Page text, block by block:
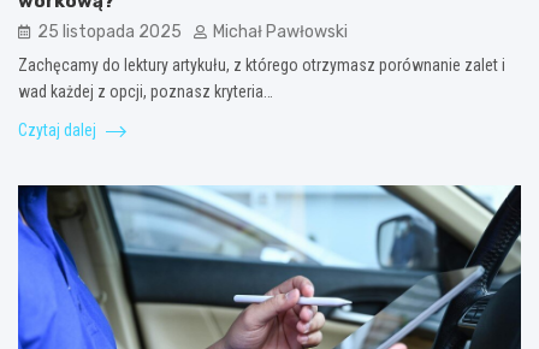
25 listopada 2025 Michał Pawłowski
Zachęcamy do lektury artykułu, z którego otrzymasz porównanie zalet i
wad każdej z opcji, poznasz kryteria…
Czytaj dalej